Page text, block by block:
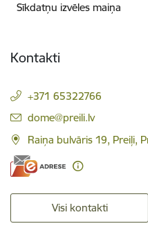
Sīkdatņu izvēles maiņa
Kontakti
+371 65322766
E-pasts:
dome@preili.lv
Raiņa bulvāris 19, Preiļi,
Visi kontakti